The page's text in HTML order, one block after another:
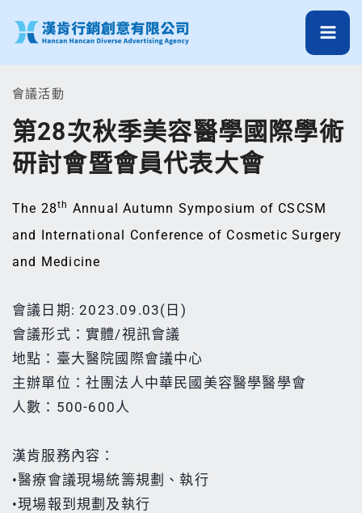
至
要
內
容
會議活動
第28次秋季美容醫學國際學術
研討會暨會員代表大會
The 28th Annual Autumn Symposium of CSCSM
and International Conference of Cosmetic Surgery
and Medicine
會議日期: 2023.09.03(日)
會議形式：實體/視訊會議
地點：臺大醫院國際會議中心
主辦單位：社團法人中華民國美容醫學醫學會
人數：500-600人
漢肯服務內容：
•醫療會議現場統籌規劃、執行
•現場報到規劃及執行